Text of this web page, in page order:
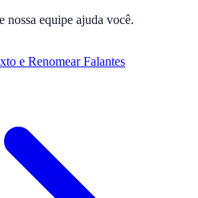
e nossa equipe ajuda você.
e Renomear Falantes